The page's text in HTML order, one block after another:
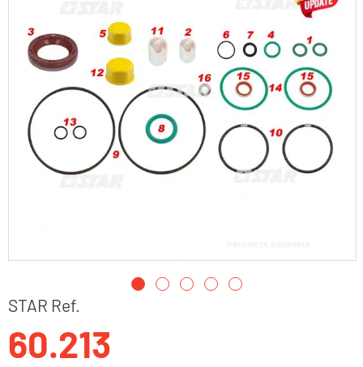
Vai
all'inizio
della
galleria
STAR Ref.
60.213